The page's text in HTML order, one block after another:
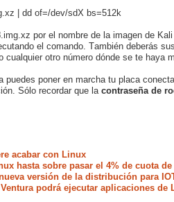
| dd of=/dev/sdX bs=512k
por el nombre de la imagen de
el comando. También deberás
cualquier otro número dónde se te haya
puedes poner en marcha tu placa
Sólo recordar que la contraseña de
acabar con Linux
hasta sobre pasar el 4% de cuota
versión de la distribución para
podrá ejecutar aplicaciones de